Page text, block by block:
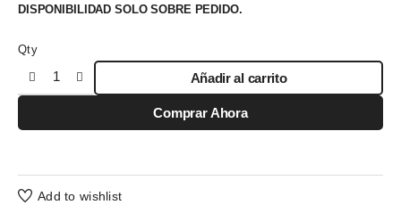
DISPONIBILIDAD SOLO SOBRE PEDIDO.
Qty
Añadir al carrito
Comprar Ahora
Add to wishlist